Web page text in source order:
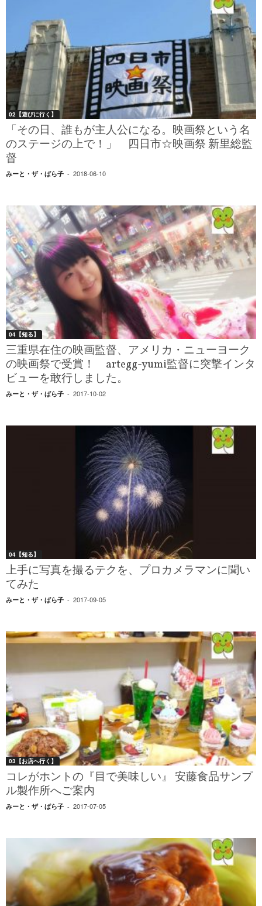
02【遊びに行く】
「その日、誰もが主人公になる。映画祭という名
のステージの上で！」 四日市☆映画祭 新里総監
督
みーと・ザ・ぱら子 - 2018-06-10
04【知る】
三重県在住の映画監督、アメリカ・ニューヨーク
の映画祭で受賞！ artegg-yumi監督に突撃インタ
ビューを敢行しました。
みーと・ザ・ぱら子 - 2017-10-02
04【知る】
上手に写真を撮るテクを、プロカメラマンに聞い
てみた
みーと・ザ・ぱら子 - 2017-09-05
03【お店へ行く】
コレがホントの『目で美味しい』 安藤食品サンプ
ル製作所へご案内
みーと・ザ・ぱら子 - 2017-07-05